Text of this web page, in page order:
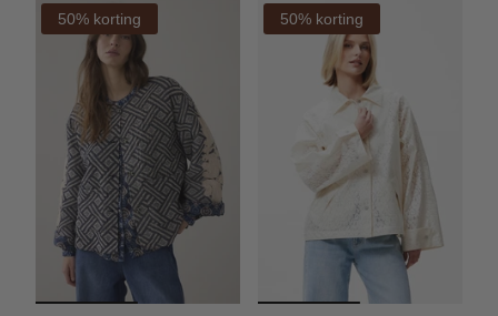
50% korting 50% korting